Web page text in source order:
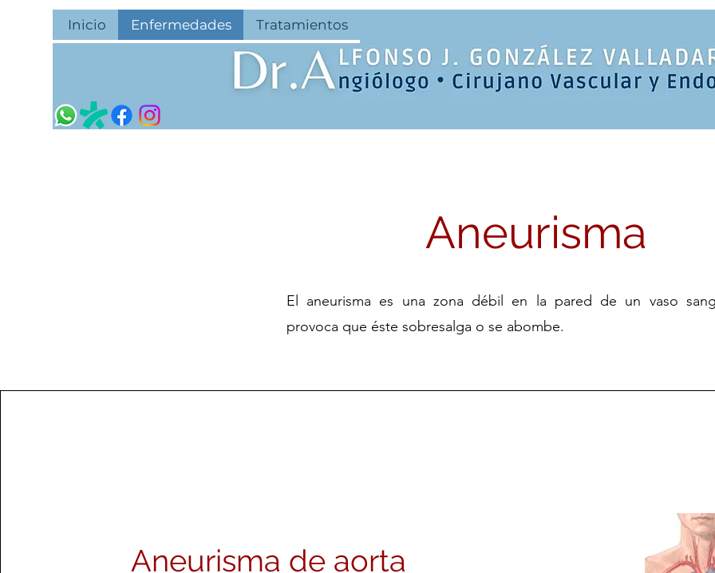
Inicio Enfermedades Tratamientos
Aneurisma
El aneurisma es una zona débil en la pared de un vaso
provoca que éste sobresalga o se abombe.
Aneurisma de aorta